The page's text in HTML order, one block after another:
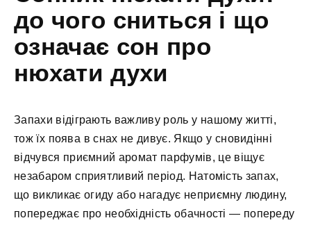
до чого сниться і що
означає сон про
нюхати духи
Запахи відіграють важливу роль у нашому житті,
тож їх поява в снах не дивує. Якщо у сновидінні
відчувся приємний аромат парфумів, це віщує
незабаром сприятливий період. Натомість запах,
що викликає огиду або нагадує неприємну людину,
попереджає про необхідність обачності — попереду